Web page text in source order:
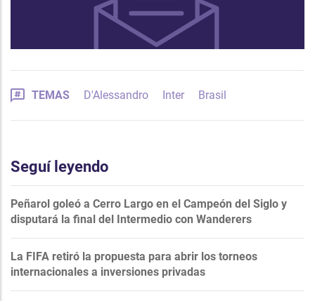
TEMAS D'Alessandro Inter Brasil
Seguí leyendo
Peñarol goleó a Cerro Largo en el Campeón del Siglo y
disputará la final del Intermedio con Wanderers
La FIFA retiró la propuesta para abrir los torneos
internacionales a inversiones privadas